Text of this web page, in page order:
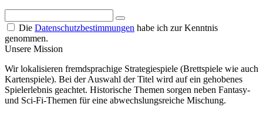
Die Datenschutzbestimmungen habe ich zur Kenntnis
genommen.
Unsere Mission
Wir lokalisieren fremdsprachige Strategiespiele (Brettspiele wie auch
Kartenspiele). Bei der Auswahl der Titel wird auf ein gehobenes
Spielerlebnis geachtet. Historische Themen sorgen neben Fantasy-
und Sci-Fi-Themen für eine abwechslungsreiche Mischung.